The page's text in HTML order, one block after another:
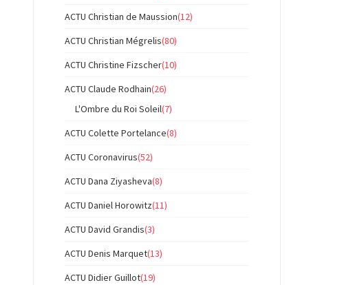
ACTU Christian de Maussion(12)
ACTU Christian Mégrelis(80)
ACTU Christine Fizscher(10)
ACTU Claude Rodhain(26)
L'Ombre du Roi Soleil(7)
ACTU Colette Portelance(8)
ACTU Coronavirus(52)
ACTU Dana Ziyasheva(8)
ACTU Daniel Horowitz(11)
ACTU David Grandis(3)
ACTU Denis Marquet(13)
ACTU Didier Guillot(19)